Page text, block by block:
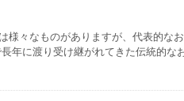
様々なものがありますが、代表的な
年に渡り受け継がれてきた伝統的な